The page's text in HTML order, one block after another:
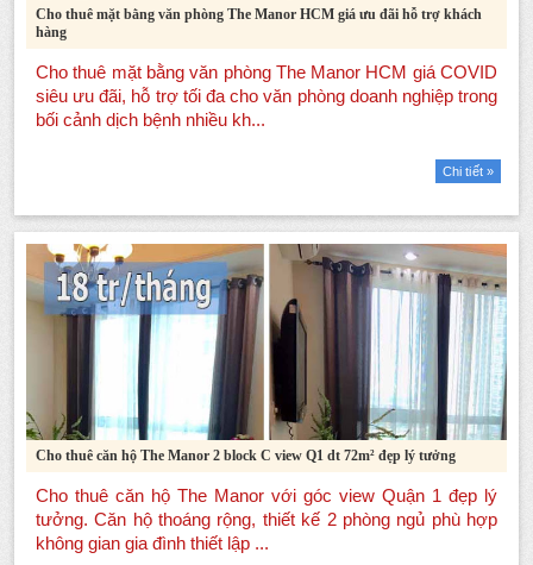
Cho thuê mặt bằng văn phòng The Manor HCM giá ưu đãi hỗ trợ khách
hàng
Chi tiết »
Cho thuê căn hộ The Manor 2 block C view Q1 dt 72m² đẹp lý tưởng